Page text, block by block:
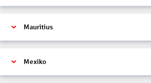
Mauritius
Mexiko